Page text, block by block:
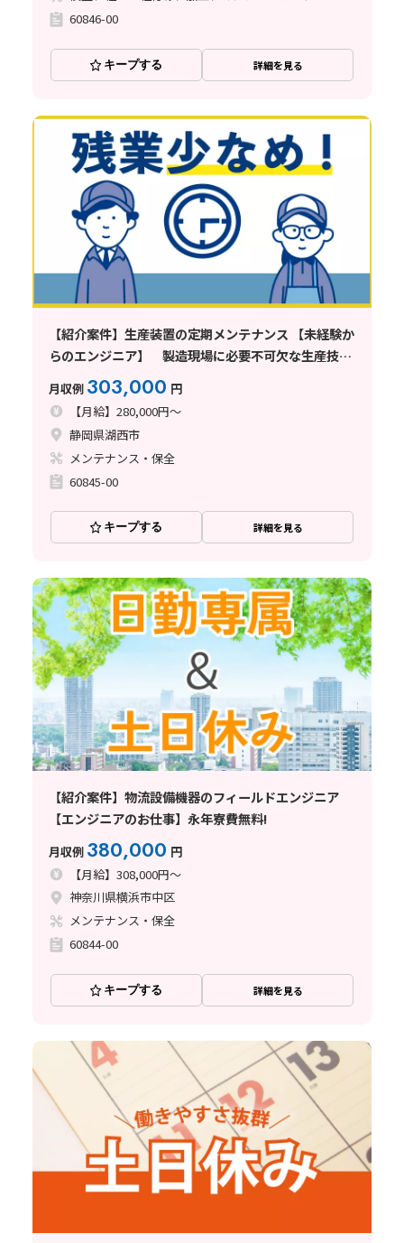
60846-00
キープする 詳細を見る
【紹介案件】生産装置の定期メンテナンス 【未経験か
らのエンジニア】 製造現場に必要不可欠な生産技術
を担うお仕事
月収例 303,000 円
【月給】280,000円～
静岡県湖西市
メンテナンス・保全
60845-00
キープする 詳細を見る
【紹介案件】物流設備機器のフィールドエンジニア
【エンジニアのお仕事】永年寮費無料!
月収例 380,000 円
【月給】308,000円～
神奈川県横浜市中区
メンテナンス・保全
60844-00
キープする 詳細を見る